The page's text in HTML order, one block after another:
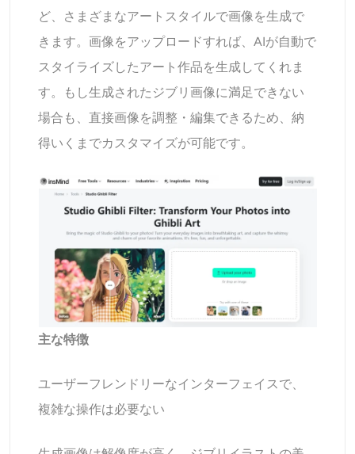
ど、さまざまなアートスタイルで画像を生成で
きます。画像をアップロードすれば、AIが自動で
スタイライズしたアート作品を生成してくれま
す。もし生成されたジブリ画像に満足できない
場合も、直接画像を調整・編集できるため、納
得いくまでカスタマイズが可能です。
主な特徴
ユーザーフレンドリーなインターフェイスで、
複雑な操作は必要ない